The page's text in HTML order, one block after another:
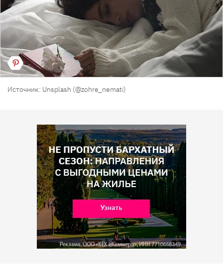
Источник: Unsplash (@zohre_nemati)